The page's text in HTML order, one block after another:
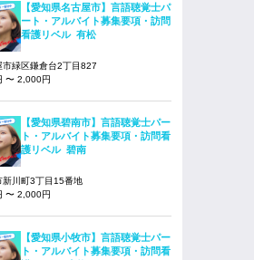
【愛知県名古屋市】言語聴覚士パ
ート・アルバイト募集要項・訪問
看護リベル 有松
市緑区鎌倉台2丁目827
〜 2,000円
【愛知県碧南市】言語聴覚士パー
ト・アルバイト募集要項・訪問看
護リベル 碧南
新川町3丁目15番地
〜 2,000円
【愛知県小牧市】言語聴覚士パー
ト・アルバイト募集要項・訪問看